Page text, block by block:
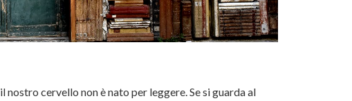
il nostro cervello non è nato per leggere. Se si guarda al